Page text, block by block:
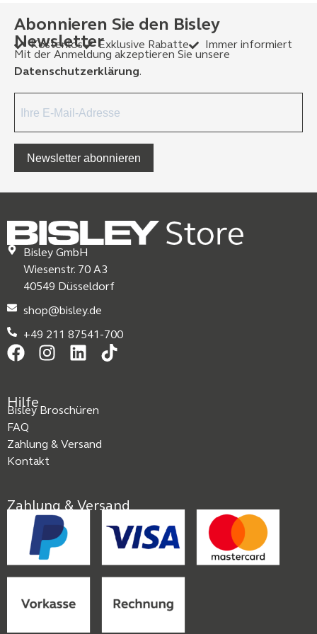
Abonnieren Sie den Bisley
Newsletter
Kostenlos Exklusive Rabatte
Immer informiert
Mit der Anmeldung akzeptieren Sie unsere
Datenschutzerklärung.
Newsletter abonnieren
Bisley GmbH
Wiesenstr. 70 A3
40549 Düsseldorf
shop@bisley.de
+49 211 87541-700
Hilfe
Bisley Broschüren
FAQ
Zahlung & Versand
Kontakt
Zahlung & Versand